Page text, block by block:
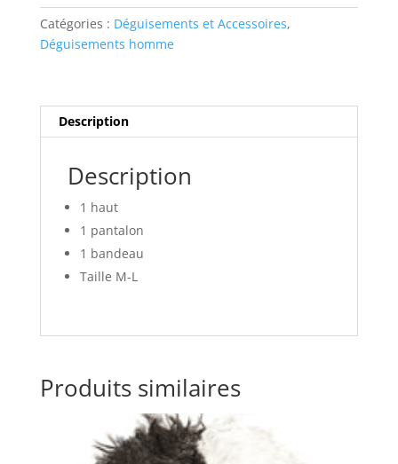
Catégories : Déguisements et Accessoires,
Déguisements homme
Description
Description
1 haut
1 pantalon
1 bandeau
Taille M-L
Produits similaires